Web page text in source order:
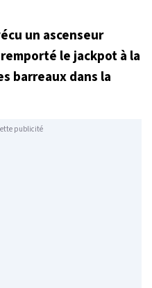
un ascenseur
le jackpot à la
barreaux dans la
publicité